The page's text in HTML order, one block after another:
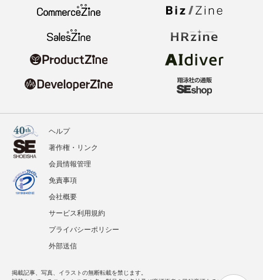
ヘルプ
著作権・リンク
会員情報管理
免責事項
会社概要
サービス利用規約
プライバシーポリシー
外部送信
掲載記事、写真、イラストの無断転載を禁じます。